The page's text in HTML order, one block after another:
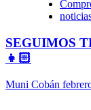
SEGUIMOS
👧🏻
Muni Cobán